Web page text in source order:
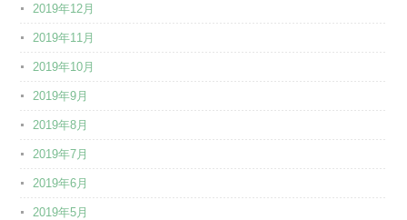
2019年12月
2019年11月
2019年10月
2019年9月
2019年8月
2019年7月
2019年6月
2019年5月